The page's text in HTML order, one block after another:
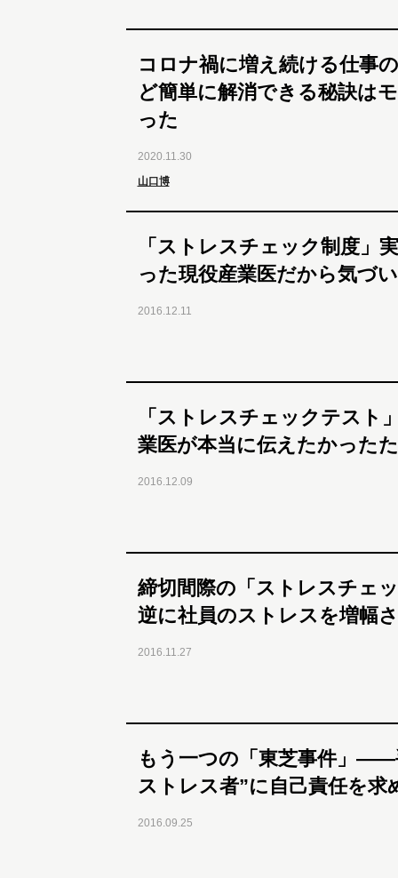
コロナ禍に増え続ける仕事
ど簡単に解消できる秘訣は
った
2020.11.30
山口博
「ストレスチェック制度」
った現役産業医だから気づ
2016.12.11
「ストレスチェックテスト
業医が本当に伝えたかった
2016.12.09
締切間際の「ストレスチェ
逆に社員のストレスを増幅
2016.11.27
もう一つの「東芝事件」――
ストレス者”に自己責任を求
2016.09.25